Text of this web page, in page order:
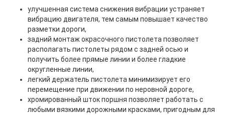
улучшенная система снижения вибрации устраняет
вибрацию двигателя, тем самым повышает качество
разметки дороги,
задний монтаж окрасочного пистолета позволяет
располагать пистолеты рядом с задней осью и
получить более прямые линии и более гладкие
округленные линии,
легкий держатель пистолета минимизирует его
перемещение при движении по неровной дороге,
хромированный шток поршня позволяет работать с
любыми вязкими дорожными красками, пригодным для